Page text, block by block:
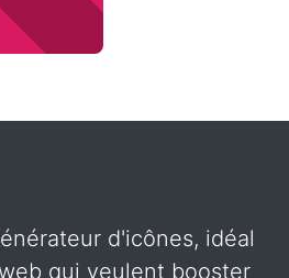
qui veulent booster